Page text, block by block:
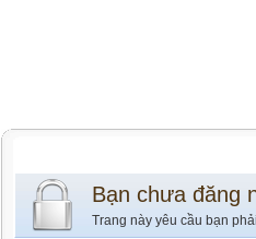
Bạn chưa đăng
Trang này yêu cầu bạn